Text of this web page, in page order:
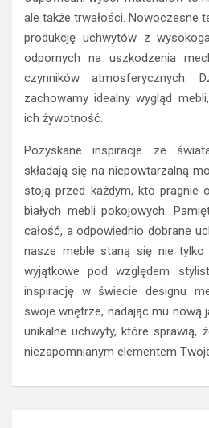
ale także trwałości. Nowoczesne
produkcję uchwytów z
odpornych na uszkodzenia
czynników atmosferycznych.
zachowamy idealny wygląd
ich żywotność.
Pozyskane inspiracje ze
składają się na niepowtarzalną
stoją przed każdym, kto pragnie
białych mebli pokojowych.
całość, a odpowiednio dobrane
nasze meble staną się nie tylko
wyjątkowe pod względem
inspirację w świecie designu
swoje wnętrze, nadając mu nową
unikalne uchwyty, które sprawią,
niezapomnianym elementem